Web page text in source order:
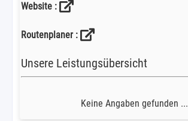
Website :
Routenplaner :
Unsere Leistungsübersicht
Keine Angaben gefunden ...